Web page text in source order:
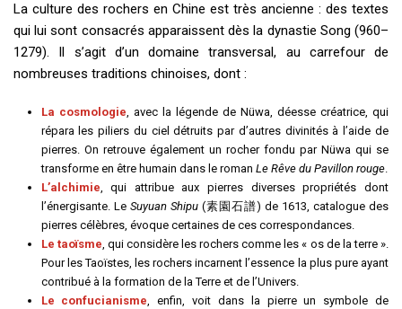
La culture des rochers en Chine est très ancienne : des textes
qui lui sont consacrés apparaissent dès la dynastie Song (960–
1279). Il s’agit d’un domaine transversal, au carrefour de
nombreuses traditions chinoises, dont :
La cosmologie, avec la légende de Nüwa, déesse créatrice, qui
répara les piliers du ciel détruits par d’autres divinités à l’aide de
pierres. On retrouve également un rocher fondu par Nüwa qui se
transforme en être humain dans le roman Le Rêve du Pavillon rouge.
L’alchimie, qui attribue aux pierres diverses propriétés dont
l’énergisante. Le Suyuan Shipu (素園石譜) de 1613, catalogue des
pierres célèbres, évoque certaines de ces correspondances.
Le taoïsme, qui considère les rochers comme les « os de la terre ».
Pour les Taoïstes, les rochers incarnent l’essence la plus pure ayant
contribué à la formation de la Terre et de l’Univers.
Le confucianisme, enfin, voit dans la pierre un symbole de